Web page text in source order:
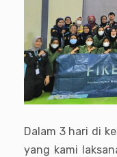
Dalam 3 hari di
yang kami